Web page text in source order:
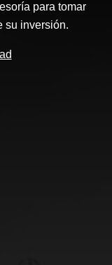
para tomar
su inversión.